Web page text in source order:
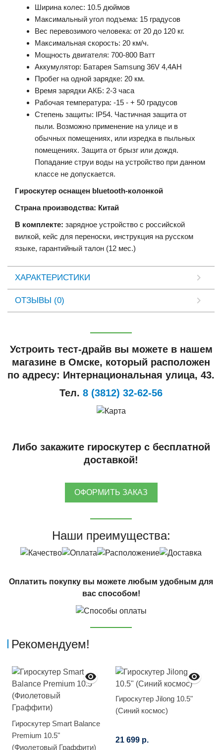
Ширина колес: 10.5 дюймов
Максимальный угол подъема: 15 градусов
Вес перевозимого человека: от 20 до 120 кг.
Максимальная скорость: 20 км/ч.
Мощность двигателя: 700-800 Ватт
Аккумулятор: Батарея Samsung 36V 4,4AH
Пробег на одной зарядке: 20 км.
Время зарядки АКБ: 2-3 часа
Рабочая температура: -15 - + 50 градусов
Степень защиты: IP54. Частичная защита от
пыли. Возможно применение на улице и в
обычных помещениях, или изредка в пыльных
помещениях. Защита от брызг или дождя.
Попадание струи воды на устройство при данном
классе не допускается.
Гироскутер оснащен bluetooth-колонкой
Страна производства: Китай
В комплекте: зарядное устройство с российской
вилкой, кейс для переноски, инструкция на русском
языке, гарантийный талон (12 мес.)
ХАРАКТЕРИСТИКИ
ОТЗЫВЫ (0)
Устроить тест-драйв вы можете в нашем
магазине в Омске, который расположен
по адресу: Интернациональная улица, 43.
Тел. 8 (3812) 32-62-56
Либо закажите гироскутер с бесплатной
доставкой!
ОФОРМИТЬ ЗАКАЗ
Наши преимущества:
Оплатить покупку вы можете любым удобным для
вас способом!
Рекомендуем!
Гироскутер Smart Balance
Premium 10.5"
(Фиолетовый Граффити)
Гироскутер Jilong 10.5"
(Синий космос)
21 699 р.